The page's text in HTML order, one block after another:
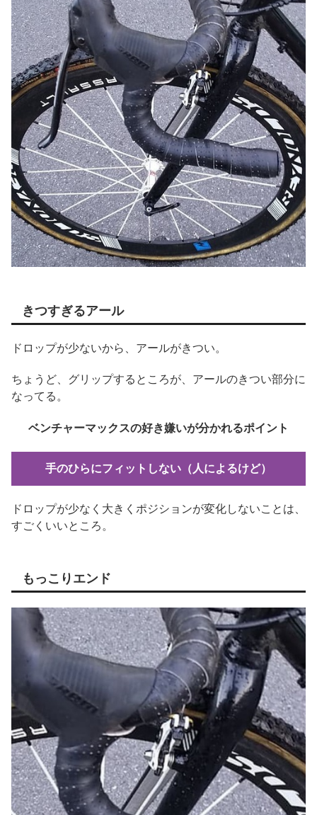
きつすぎるアール
ドロップが少ないから、アールがきつい。
ちょうど、グリップするところが、アールのきつい部分に
なってる。
ベンチャーマックスの好き嫌いが分かれるポイント
手のひらにフィットしない（人によるけど）
ドロップが少なく大きくポジションが変化しないことは、
すごくいいところ。
もっこりエンド